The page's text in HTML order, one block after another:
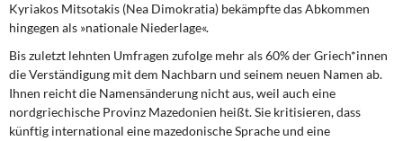
Kontakt
Kyriakos Mitsotakis (Nea Dimokratia) bekämpfte das Abkommen
hingegen als »nationale Niederlage«.
Bis zuletzt lehnten Umfragen zufolge mehr als 60% der Griech*innen
die Verständigung mit dem Nachbarn und seinem neuen Namen ab.
Ihnen reicht die Namensänderung nicht aus, weil auch eine
nordgriechische Provinz Mazedonien heißt. Sie kritisieren, dass
künftig international eine mazedonische Sprache und eine